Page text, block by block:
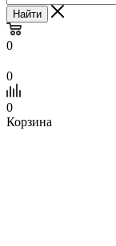
Найти
0
0
0
Корзина